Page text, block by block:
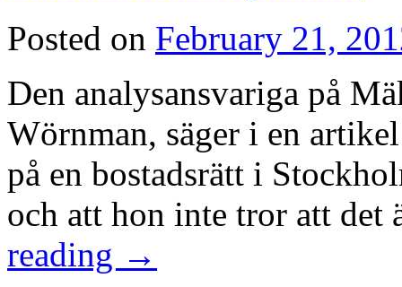
Posted on February 21,
Den analysansvariga på
Wörnman, säger i en
på en bostadsrätt i
och att hon inte tror att
reading →